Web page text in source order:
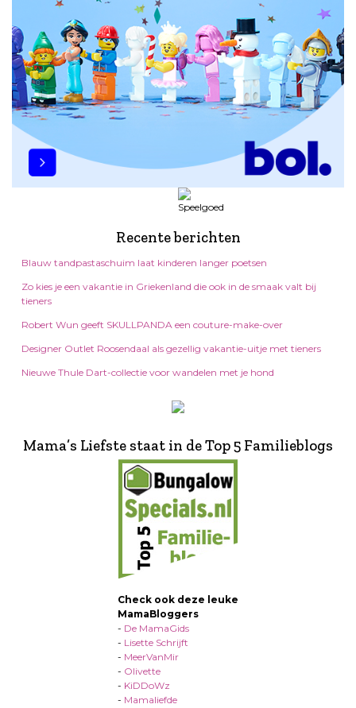
Recente berichten
Blauw tandpastaschuim laat kinderen langer poetsen
Zo kies je een vakantie in Griekenland die ook in de smaak valt bij
tieners
Robert Wun geeft SKULLPANDA een couture-make-over
Designer Outlet Roosendaal als gezellig vakantie-uitje met tieners
Nieuwe Thule Dart-collectie voor wandelen met je hond
Mama’s Liefste staat in de Top 5 Familieblogs
Check ook deze leuke
MamaBloggers
- De MamaGids
- Lisette Schrijft
- MeerVanMir
- Olivette
- KiDDoWz
- Mamaliefde